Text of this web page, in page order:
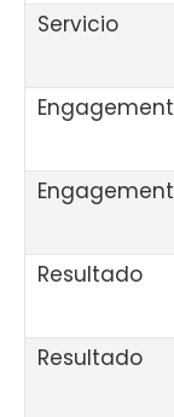
Servicio
Engagement
Engagement
Resultado
Resultado